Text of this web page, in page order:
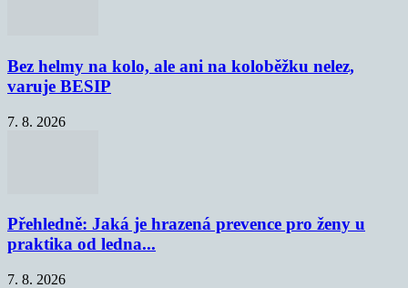
Bez helmy na kolo, ale ani na koloběžku nelez,
varuje BESIP
7. 8. 2026
Přehledně: Jaká je hrazená prevence pro ženy u
praktika od ledna...
7. 8. 2026